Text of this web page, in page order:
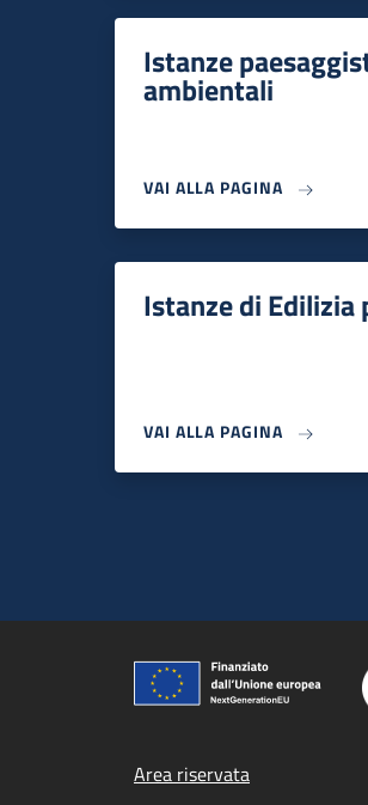
Istanze
ambientali
VAI ALLA PAGINA
Istanze di
VAI ALLA PAGINA
Footer menu
Area riservata